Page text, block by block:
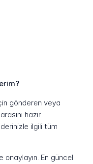
gönderen veya
hazır
ilgili tüm
onaylayın. En güncel